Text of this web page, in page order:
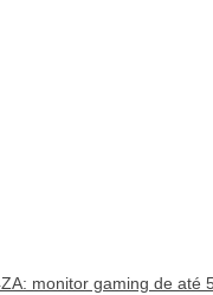
monitor gaming de até